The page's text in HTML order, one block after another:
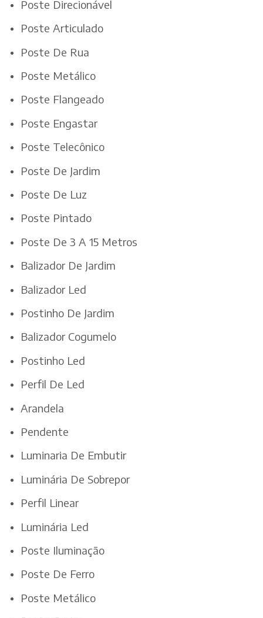
Poste Direcionável
Poste Articulado
Poste De Rua
Poste Metálico
Poste Flangeado
Poste Engastar
Poste Telecônico
Poste De Jardim
Poste De Luz
Poste Pintado
Poste De 3 A 15 Metros
Balizador De Jardim
Balizador Led
Postinho De Jardim
Balizador Cogumelo
Postinho Led
Perfil De Led
Arandela
Pendente
Luminaria De Embutir
Luminária De Sobrepor
Perfil Linear
Luminária Led
Poste Iluminação
Poste De Ferro
Poste Metálico